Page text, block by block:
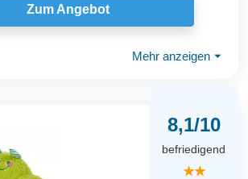
Zum Angebot
Mehr anzeigen ⏷
8,1/10
befriedigend
★★